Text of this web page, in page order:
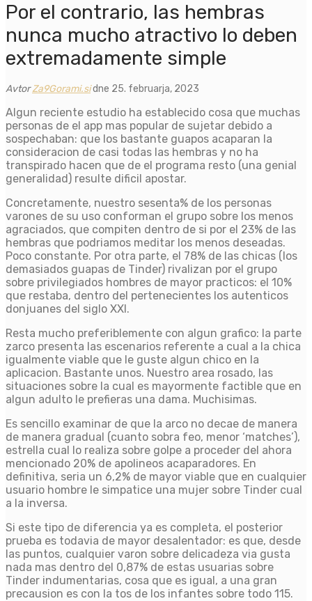
Por el contrario, las hembras
nunca mucho atractivo lo deben
extremadamente simple
AvtorZa9Gorami.sidne 25. februarja, 2023
Algun reciente estudio ha establecido cosa que muchas
personas de el app mas popular de sujetar debido a
sospechaban: que los bastante guapos acaparan la
consideracion de casi todas las hembras y no ha
transpirado hacen que de el programa resto (una genial
generalidad) resulte dificil apostar.
Concretamente, nuestro sesenta% de los personas
varones de su uso conforman el grupo sobre los menos
agraciados, que compiten dentro de si por el 23% de las
hembras que podriamos meditar los menos deseadas.
Poco constante. Por otra parte, el 78% de las chicas (los
demasiados guapas de Tinder) rivalizan por el grupo
sobre privilegiados hombres de mayor practicos: el 10%
que restaba, dentro del pertenecientes los autenticos
donjuanes del siglo XXI.
Resta mucho preferiblemente con algun grafico: la parte
zarco presenta las escenarios referente a cual a la chica
igualmente viable que le guste algun chico en la
aplicacion. Bastante unos. Nuestro area rosado, las
situaciones sobre la cual es mayormente factible que en
algun adulto le prefieras una dama. Muchisimas.
Es sencillo examinar de que la arco no decae de manera
de manera gradual (cuanto sobra feo, menor ‘matches’),
estrella cual lo realiza sobre golpe a proceder del ahora
mencionado 20% de apolineos acaparadores. En
definitiva, seri­a un 6,2% de mayor viable que en cualquier
usuario hombre le simpatice una mujer sobre Tinder cual
a la inversa.
Si este tipo de diferencia ya es completa, el posterior
prueba es todavia de mayor desalentador: es que, desde
las puntos, cualquier varon sobre delicadeza vi­a gusta
nada mas dentro del 0,87% de estas usuarias sobre
Tinder indumentarias, cosa que es igual, a una gran
precausion es con la tos de los infantes sobre todo 115.